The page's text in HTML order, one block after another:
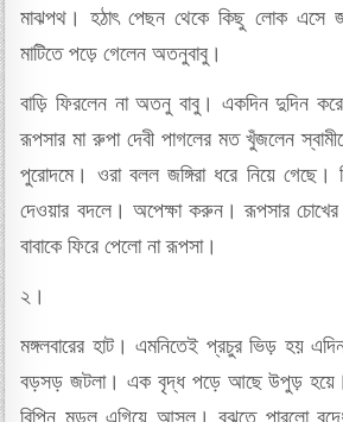
মাঝপথ। হঠাৎ পেছন থেকে কিছু লোক এসে
মাটিতে পড়ে গেলেন অতনুবাবু।
বাড়ি ফিরলেন না অতনু বাবু। একদিন দুদিন
রূপসার মা রুপা দেবী পাগলের মত খুঁজলেন
পুরোদমে। ওরা বলল জঙ্গিরা ধরে নিয়ে গেছে।
দেওয়ার বদলে। অপেক্ষা করুন। রূপসার
বাবাকে ফিরে পেলো না রূপসা।
২।
মঙ্গলবারের হাট। এমনিতেই প্রচুর ভিড় হয়
বড়সড় জটলা। এক বৃদ্ধ পড়ে আছে উপুড়